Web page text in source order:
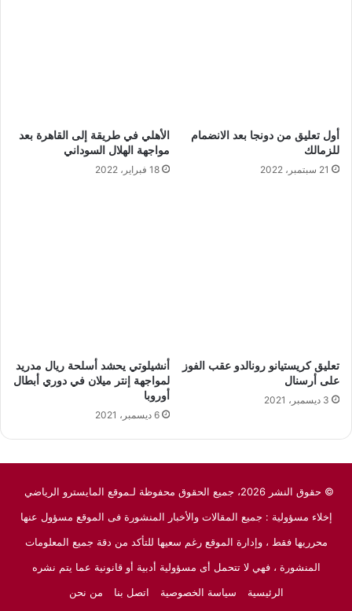
أول تعليق من دونجا بعد الانضمام
للزمالك
21 سبتمبر، 2022
الأهلي في طريقة إلى القاهرة بعد
مواجهة الهلال السوداني
18 فبراير، 2022
تعليق كريستيانو رونالدو عقب الفوز
على أرسنال
3 ديسمبر، 2021
أنشيلوتي يحشد أسلحة ريال مدريد
لمواجهة إنتر ميلان في دوري أبطال
أوروبا
6 ديسمبر، 2021
© حقوق النشر 2026، جميع الحقوق محفوظة لـموقع المايسترو الرياضي
إخلاء مسؤولية : جميع المقالات والأخبار المنشورة فى الموقع مسؤول عنها
محرريها فقط ، وإدارة الموقع رغم سعيها للتأكد من دقة جميع المعلومات
المنشورة ، فهي لا تتحمل أى مسؤولية أدبية أو قانونية عما يتم نشره
الرئيسية
سياسة الخصوصية اتصل بنا من نحن